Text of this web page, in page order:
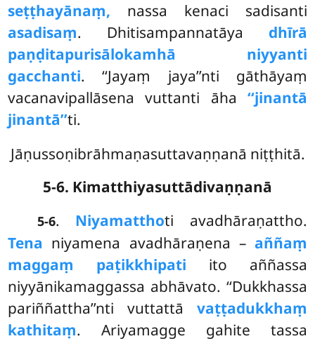
seṭṭhayānaṃ, nassa kenaci sadisanti
asadisaṃ. Dhitisampannatāya dhīrā
paṇḍitapurisālokamhā niyyanti
gacchanti. ‘‘Jayaṃ jaya’’nti gāthāyaṃ
vacanavipallāsena vuttanti āha ‘‘jinantā
jinantā’’ti.
Jāṇussoṇibrāhmaṇasuttavaṇṇanā niṭṭhitā.
5-6. Kimatthiyasuttādivaṇṇanā
5-6. Niyamatthoti avadhāraṇattho.
Tena niyamena avadhāraṇena – aññaṃ
maggaṃ paṭikkhipati ito aññassa
niyyānikamaggassa abhāvato. ‘‘Dukkhassa
pariññattha’’nti vuttattā vaṭṭadukkhaṃ
kathitaṃ. Ariyamagge gahite tassa